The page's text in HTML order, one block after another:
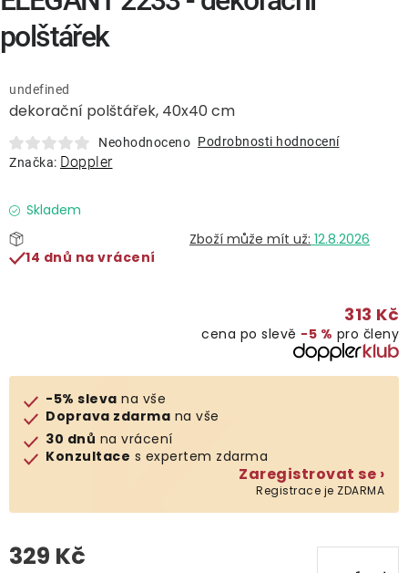
Lavice a houpačky
Lehátka
Doplňky
Deštníky
Gastro produkty
Klub výhod
dekorační polštářek, 40x40 cm
undefined
Neohodnoceno Podrobnosti hodnocení
Značka: Doppler
Skladem
12.8.2026
14 dnů na vrácení
313 Kč
cena po slevě −5 % pro členy
-5% sleva na vše
Doprava zdarma na vše
30 dnů na vrácení
Konzultace s expertem zdarma
Zaregistrovat se ›
Registrace je ZDARMA
329 Kč
polštářek